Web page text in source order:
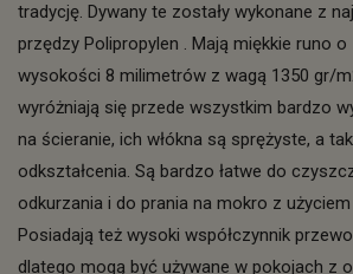
tradycję. Dywany te zostały wykonane z
przędzy Polipropylen . Mają miękkie runo o
wysokości 8 milimetrów z wagą 1350 gr/
wyróżniają się przede wszystkim bardzo
na ścieranie, ich włókna są sprężyste, a
odkształcenia. Są bardzo łatwe do
odkurzania i do prania na mokro z
Posiadają też wysoki współczynnik
dlatego mogą być używane w pokojach z